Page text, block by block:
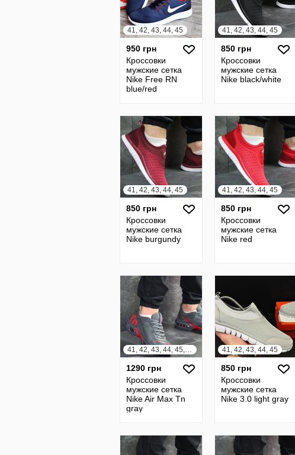
41, 42, 43, 44, 45
950 грн
Кроссовки
мужские сетка
Nike Free RN
blue/red
41, 42, 43, 44, 45
850 грн
Кроссовки
мужские сетка
Nike black/white
41, 42, 43, 44, 45
850 грн
Кроссовки
мужские сетка
Nike burgundy
41, 42, 43, 44, 45
850 грн
Кроссовки
мужские сетка
Nike red
41, 42, 43, 44, 45, 46
1290 грн
Кроссовки
мужские сетка
Nike Air Max Tn
gray
41, 42, 43, 44, 45
850 грн
Кроссовки
мужские сетка
Nike 3.0 light gray